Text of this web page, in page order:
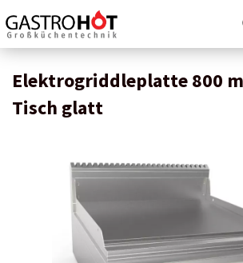
Elektrogriddleplatte 800
Tisch glatt